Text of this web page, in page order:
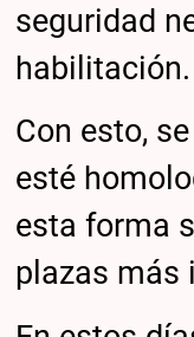
seguridad
habilitación.
Con esto,
esté
esta forma
plazas más